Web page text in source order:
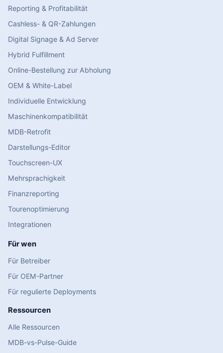
Reporting & Profitabilität
Cashless- & QR-Zahlungen
Digital Signage & Ad Server
Hybrid Fulfillment
Online-Bestellung zur Abholung
OEM & White-Label
Individuelle Entwicklung
Maschinenkompatibilität
MDB-Retrofit
Darstellungs-Editor
Touchscreen-UX
Mehrsprachigkeit
Finanzreporting
Tourenoptimierung
Integrationen
Für wen
Für Betreiber
Für OEM-Partner
Für regulierte Deployments
Ressourcen
Alle Ressourcen
MDB-vs-Pulse-Guide